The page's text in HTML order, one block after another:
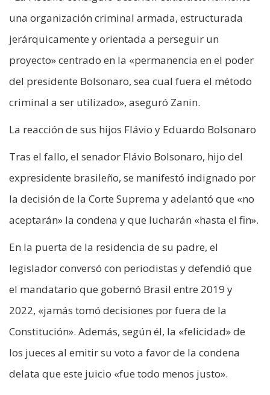
una organización criminal armada, estructurada
jerárquicamente y orientada a perseguir un
proyecto» centrado en la «permanencia en el poder
del presidente Bolsonaro, sea cual fuera el método
criminal a ser utilizado», aseguró Zanin.
La reacción de sus hijos Flávio y Eduardo Bolsonaro
Tras el fallo, el senador Flávio Bolsonaro, hijo del
expresidente brasileño, se manifestó indignado por
la decisión de la Corte Suprema y adelantó que «no
aceptarán» la condena y que lucharán «hasta el fin».
En la puerta de la residencia de su padre, el
legislador conversó con periodistas y defendió que
el mandatario que gobernó Brasil entre 2019 y
2022, «jamás tomó decisiones por fuera de la
Constitución». Además, según él, la «felicidad» de
los jueces al emitir su voto a favor de la condena
delata que este juicio «fue todo menos justo».